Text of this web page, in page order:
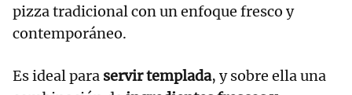
pizza tradicional con un enfoque fresco y
contemporáneo.
Es ideal para servir templada, y sobre ella una